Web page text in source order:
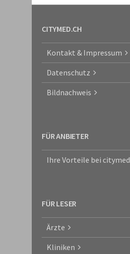
CITYMED.CH
Kontakt & Impressum
Datenschutz
Bildnachweis
FÜR ANBIETER
Ihre Vorteile bei citymed
FÜR LESER
Ärzte
Kliniken